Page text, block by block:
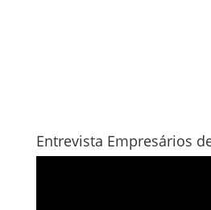
Entrevista Empresários